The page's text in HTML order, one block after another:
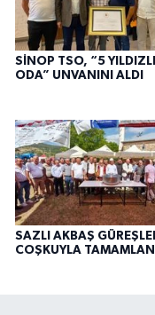
SİNOP TSO, “5 YILDIZLI
ODA” UNVANINI ALDI
SAZLI AKBAŞ
COŞKUYLA